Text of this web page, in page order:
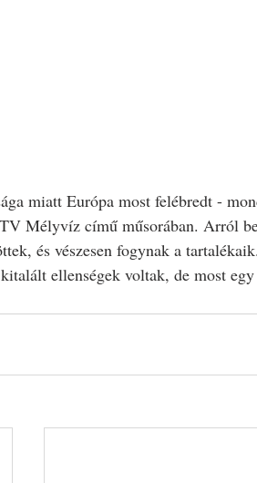
miatt Európa most felébredt -
Mélyvíz című műsorában. Arról
és vészesen fogynak a
ellenségek voltak, de most